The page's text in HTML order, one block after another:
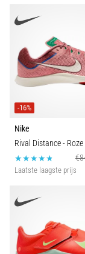
ze
uit?
de
praktijk
test
de
shuttle
run
snelheid,
wendbaarheid
en
voer
deze
correct
Schoenbreedte
Carbon
-16%
Nike
Rival Distance- Roze
Laatste laagste prijs